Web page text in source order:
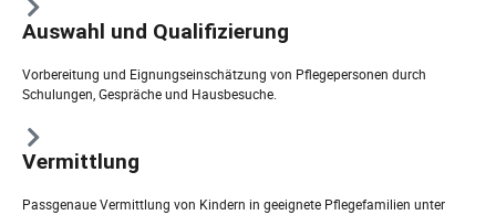
Auswahl und Qualifizierung
Vorbereitung und Eignungseinschätzung von Pflegepersonen durch
Schulungen, Gespräche und Hausbesuche.
Vermittlung
Passgenaue Vermittlung von Kindern in geeignete Pflegefamilien unter